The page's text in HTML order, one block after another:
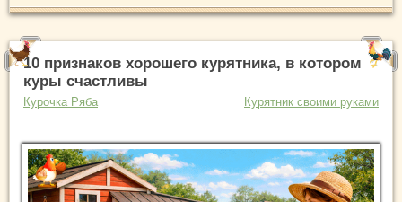
10 признаков хорошего курятника, в котором
куры счастливы
Курочка Ряба Курятник своими руками